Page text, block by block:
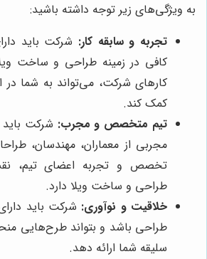
به ویژگی‌های زیر توجه داشته باشید:
تجربه و سابقه کار: شرکت باید
کافی در زمینه طراحی و ساخت
کارهای شرکت، می‌تواند به شما در
کمک کند.
تیم متخصص و مجرب: شرکت
مجربی از معماران، مهندسان،
تخصص و تجربه اعضای تیم،
طراحی و ساخت ویلا دارد.
خلاقیت و نوآوری: شرکت باید
طراحی باشد و بتواند طرح‌هایی
سلیقه شما ارائه دهد.